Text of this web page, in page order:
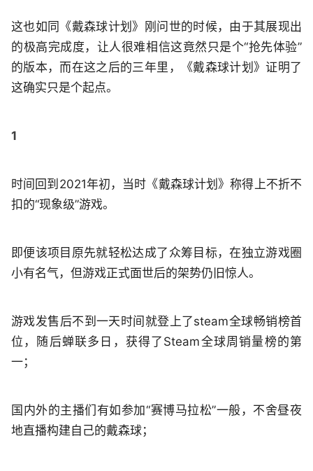
这也如同《戴森球计划》刚问世的时候，由于其展现出
的极高完成度，让人很难相信这竟然只是个“抢先体验”
的版本，而在这之后的三年里，《戴森球计划》证明了
这确实只是个起点。
1
时间回到2021年初，当时《戴森球计划》称得上不折不
扣的“现象级”游戏。
即便该项目原先就轻松达成了众筹目标，在独立游戏圈
小有名气，但游戏正式面世后的架势仍旧惊人。
游戏发售后不到一天时间就登上了steam全球畅销榜首
位，随后蝉联多日，获得了Steam全球周销量榜的第
一；
国内外的主播们有如参加“赛博马拉松”一般，不舍昼夜
地直播构建自己的戴森球；